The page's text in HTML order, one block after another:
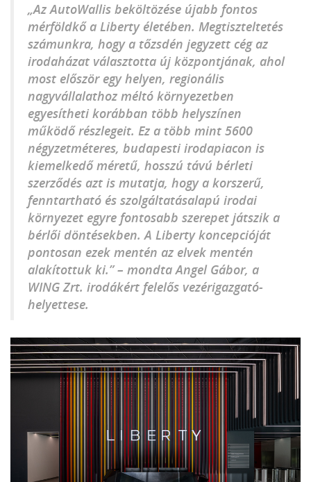
„Az AutoWallis beköltözése újabb fontos
mérföldkő a Liberty életében. Megtiszteltetés
számunkra, hogy a tőzsdén jegyzett cég az
irodaházat választotta új központjának, ahol
most először egy helyen, regionális
nagyvállalathoz méltó környezetben
egyesítheti korábban több helyszínen
működő részlegeit. Ez a több mint 5600
négyzetméteres, budapesti irodapiacon is
kiemelkedő méretű, hosszú távú bérleti
szerződés azt is mutatja, hogy a korszerű,
fenntartható és szolgáltatásalapú irodai
környezet egyre fontosabb szerepet játszik a
bérlői döntésekben. A Liberty koncepcióját
pontosan ezek mentén az elvek mentén
alakítottuk ki.” – mondta Angel Gábor, a
WING Zrt. irodákért felelős vezérigazgató-
helyettese.